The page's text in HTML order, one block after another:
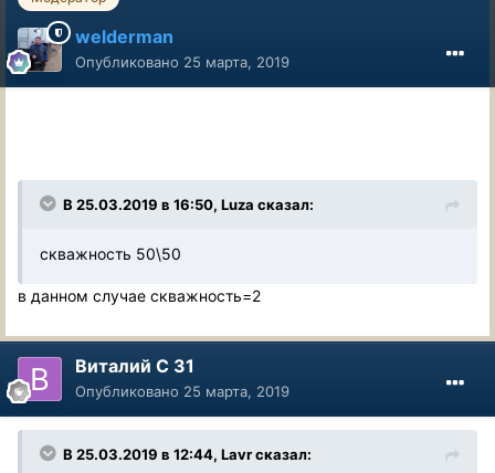
welderman
Опубликовано 25 марта, 2019
В 25.03.2019 в 16:50, Luza сказал:
скважность 50\50
в данном случае скважность=2
Виталий С 31
Опубликовано 25 марта, 2019
В 25.03.2019 в 12:44, Lavr сказал: